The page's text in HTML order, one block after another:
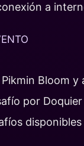
a
Bloom
por